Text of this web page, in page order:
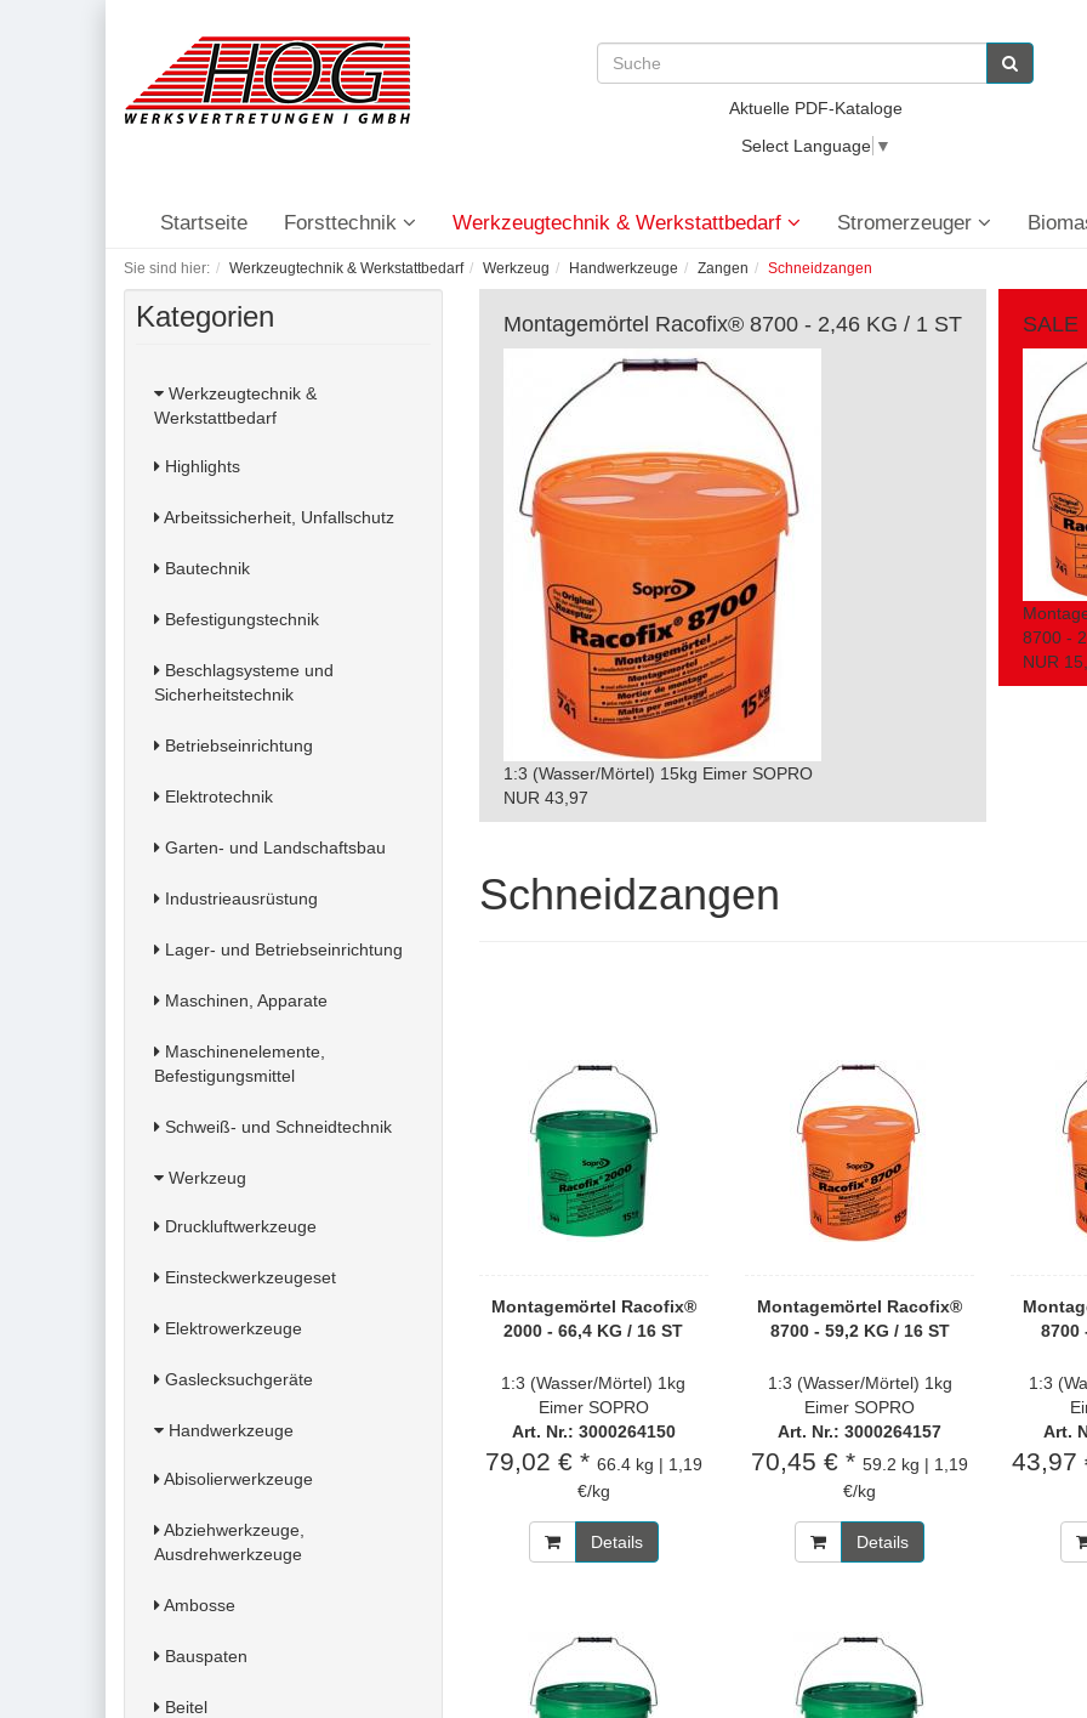
Aktuelle PDF-Kataloge
Select Language ▼
Startseite Forsttechnik Werkzeugtechnik & Werkstattbedarf Stromerzeuger
Sie sind hier: Werkzeugtechnik & Werkstattbedarf Werkzeug Handwerkzeuge Zangen Schneidzangen
Kategorien
Werkzeugtechnik &
Werkstattbedarf
Highlights
Arbeitssicherheit, Unfallschutz
Bautechnik
Befestigungstechnik
Beschlagsysteme und
Sicherheitstechnik
Betriebseinrichtung
Elektrotechnik
Garten- und Landschaftsbau
Industrieausrüstung
Lager- und Betriebseinrichtung
Maschinen, Apparate
Maschinenelemente,
Befestigungsmittel
Schweiß- und Schneidtechnik
Werkzeug
Druckluftwerkzeuge
Einsteckwerkzeugeset
Elektrowerkzeuge
Gaslecksuchgeräte
Handwerkzeuge
Abisolierwerkzeuge
Abziehwerkzeuge,
Ausdrehwerkzeuge
Ambosse
Bauspaten
Beitel
Montagemörtel Racofix® 8700 - 2,46 KG / 1 ST
1:3 (Wasser/Mörtel) 15kg Eimer SOPRO
NUR 43,97
SALE
8700 -
NUR
Schneidzangen
Montagemörtel Racofix®
2000 - 66,4 KG / 16 ST
1:3 (Wasser/Mörtel) 1kg
Eimer SOPRO
Art. Nr.: 3000264150
79,02 € * 66.4 kg | 1,19
€/kg
Details
Montagemörtel Racofix®
8700 - 59,2 KG / 16 ST
1:3 (Wasser/Mörtel) 1kg
Eimer SOPRO
Art. Nr.: 3000264157
70,45 € *59.2 kg | 1,19
€/kg
Details
8700
1:3
Art.
43,97